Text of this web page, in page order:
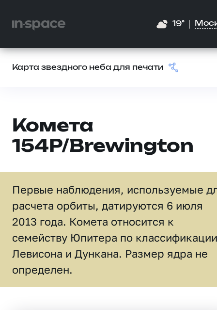
19°
Карта звездного неба для печати
Комета
154P/Brewington
Первые наблюдения, используемые
расчета орбиты, датируются 6 июля
2013 года. Комета относится к
семейству Юпитера по классификации
Левисона и Дункана. Размер ядра не
определен.